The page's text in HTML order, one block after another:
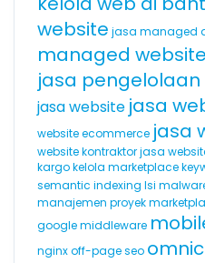
website jasa managed
managed website
jasa pengelolaan
jasa website jasa
website ecommerce jasa
website kontraktorjasa
kargokelola marketplace
semantic indexing lsi
manajemen proyek
googlemiddleware
nginxoff-page seo